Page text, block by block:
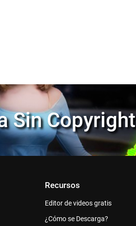
Sin Copyright
Recursos
Editor de videos gratis
¿Cómo se Descarga?